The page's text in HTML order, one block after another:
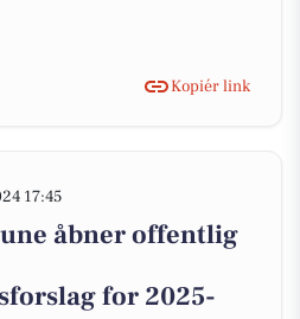
Kopiér link
17:45
åbner offentlig
for 2025-